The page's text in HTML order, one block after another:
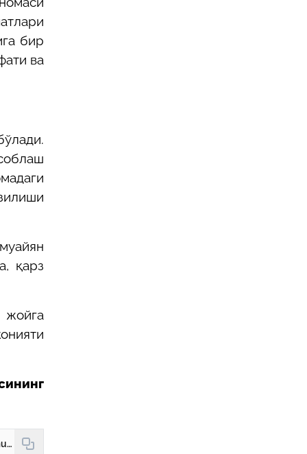
бир
ва
қарз
жойга
https://hudud24.uz/news/karz-munosabatlariga-kirishmokchimisiz